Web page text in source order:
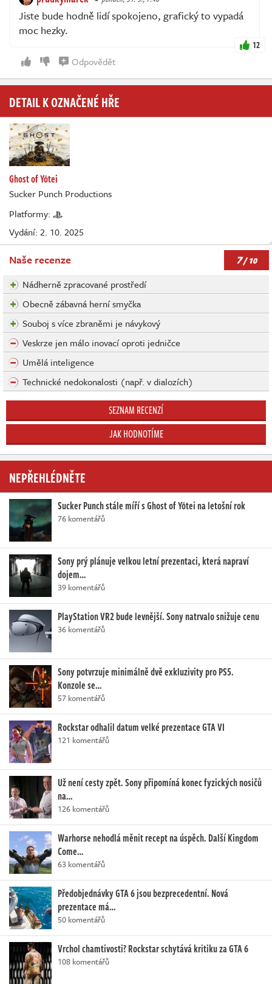
Jiste bude hodně lidí spokojeno, grafický to vypadá
moc hezky.
12
Odpovědět
DETAIL K OZNAČENÉ HŘE
Ghost of Yōtei
Sucker Punch Productions
Platformy:
Vydání: 2. 10. 2025
Naše recenze 7/ 10
Nádherně zpracované prostředí
Obecně zábavná herní smyčka
Souboj s více zbraněmi je návykový
Veskrze jen málo inovací oproti jedničce
Umělá inteligence
Technické nedokonalosti (např. v dialozích)
SEZNAM RECENZÍ
JAK HODNOTÍME
NEPŘEHLÉDNĚTE
Sucker Punch stále míří s Ghost of Yōtei na letošní rok
76 komentářů
Sony prý plánuje velkou letní prezentaci, která napraví
dojem…
39 komentářů
PlayStation VR2 bude levnější. Sony natrvalo snižuje cenu
36 komentářů
Sony potvrzuje minimálně dvě exkluzivity pro PS5.
Konzole se…
57 komentářů
Rockstar odhalil datum velké prezentace GTA VI
121 komentářů
Už není cesty zpět. Sony připomíná konec fyzických nosičů
na…
126 komentářů
Warhorse nehodlá měnit recept na úspěch. Další Kingdom
Come…
63 komentářů
Předobjednávky GTA 6 jsou bezprecedentní. Nová
prezentace má…
50 komentářů
Vrchol chamtivosti? Rockstar schytává kritiku za GTA 6
108 komentářů